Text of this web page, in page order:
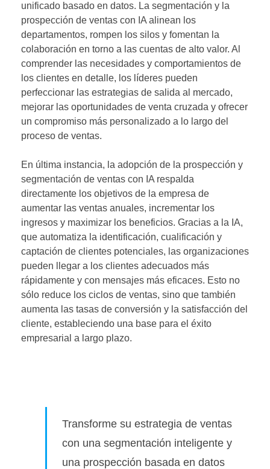
unificado basado en datos. La segmentación y la
prospección de ventas con IA alinean los
departamentos, rompen los silos y fomentan la
colaboración en torno a las cuentas de alto valor. Al
comprender las necesidades y comportamientos de
los clientes en detalle, los líderes pueden
perfeccionar las estrategias de salida al mercado,
mejorar las oportunidades de venta cruzada y ofrecer
un compromiso más personalizado a lo largo del
proceso de ventas.
En última instancia, la adopción de la prospección y
segmentación de ventas con IA respalda
directamente los objetivos de la empresa de
aumentar las ventas anuales, incrementar los
ingresos y maximizar los beneficios. Gracias a la IA,
que automatiza la identificación, cualificación y
captación de clientes potenciales, las organizaciones
pueden llegar a los clientes adecuados más
rápidamente y con mensajes más eficaces. Esto no
sólo reduce los ciclos de ventas, sino que también
aumenta las tasas de conversión y la satisfacción del
cliente, estableciendo una base para el éxito
empresarial a largo plazo.
Transforme su estrategia de ventas
con una segmentación inteligente y
una prospección basada en datos